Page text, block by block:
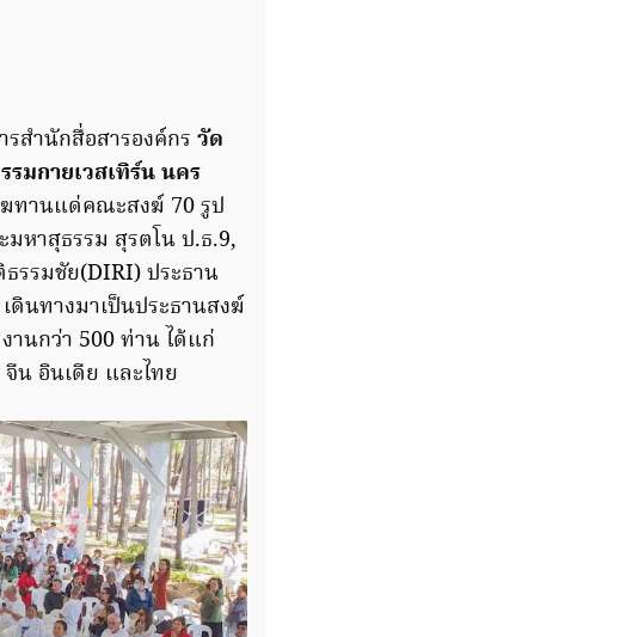
รสำนักสื่อสารองค์กร วัด
รมกายเวสเทิร์น นคร
ทานแด่คณะสงฆ์ 70 รูป
มหาสุธรรม สุรตโน ป.ธ.9,
รรมชัย(DIRI) ประธาน
ดินทางมาเป็นประธานสงฆ์
านกว่า 500 ท่าน ได้แก่
น อินเดีย และไทย